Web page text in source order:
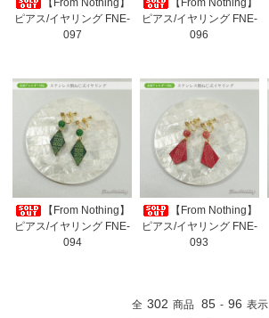
【From Nothing】
ピアス/イヤリング FNE-
097
【From Nothing】
ピアス/イヤリング FNE-
096
【From Nothing】
ピアス/イヤリング FNE-
094
【From Nothing】
ピアス/イヤリング FNE-
093
全 302 商品 85 - 96 表示